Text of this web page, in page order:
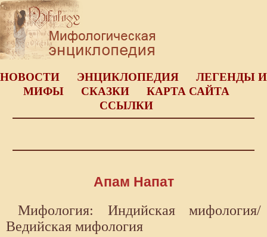
НОВОСТИ ЭНЦИКЛОПЕДИЯ
ЛЕГЕНДЫ И
МИФЫ
СКАЗКИ
КАРТА САЙТА
ССЫЛКИ
Апам Напат
Мифология: Индийская мифология/
Ведийская мифология